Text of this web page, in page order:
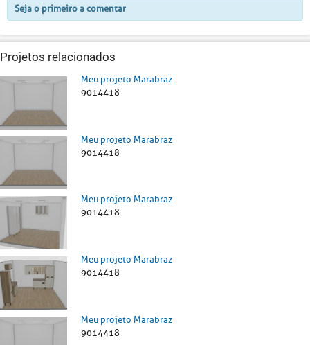
Seja o primeiro a comentar
Projetos relacionados
Meu projeto Marabraz
9014418
Meu projeto Marabraz
9014418
Meu projeto Marabraz
9014418
Meu projeto Marabraz
9014418
Meu projeto Marabraz
9014418